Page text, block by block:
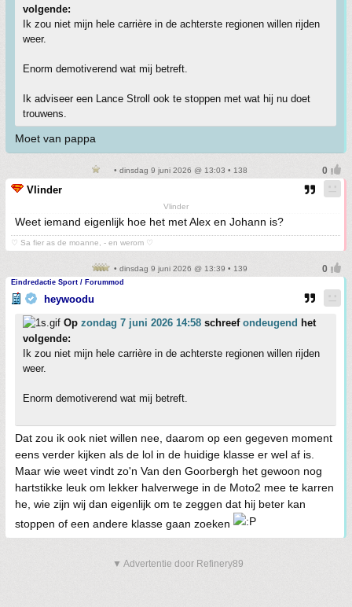
volgende:
Ik zou niet mijn hele carrière in de achterste regionen willen rijden
weer.
Enorm demotiverend wat mij betreft.
Ik adviseer een Lance Stroll ook te stoppen met wat hij nu doet
trouwens.
Moet van pappa
• dinsdag 9 juni 2026 @ 13:03 • 138
Vlinder
Vlinder
Weet iemand eigenlijk hoe het met Alex en Johann is?
♡ Sa fier as de moanne, - en werom ♡
• dinsdag 9 juni 2026 @ 13:39 • 139
Eindredactie Sport / Forummod
heywoodu
Op zondag 7 juni 2026 14:58 schreef ondeugend het
volgende:
Ik zou niet mijn hele carrière in de achterste regionen willen rijden
weer.
Enorm demotiverend wat mij betreft.
Dat zou ik ook niet willen nee, daarom op een gegeven moment
eens verder kijken als de lol in de huidige klasse er wel af is.
Maar wie weet vindt zo'n Van den Goorbergh het gewoon nog
hartstikke leuk om lekker halverwege in de Moto2 mee te karren
he, wie zijn wij dan eigenlijk om te zeggen dat hij beter kan
stoppen of een andere klasse gaan zoeken
▼ Advertentie door Refinery89